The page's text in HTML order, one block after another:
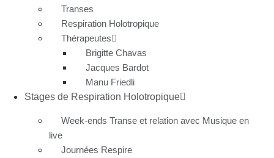
Transes
Respiration Holotropique
Thérapeutes
Brigitte Chavas
Jacques Bardot
Manu Friedli
Stages de Respiration Holotropique
Week-ends Transe et relation avec Musique en
live
Journées Respire